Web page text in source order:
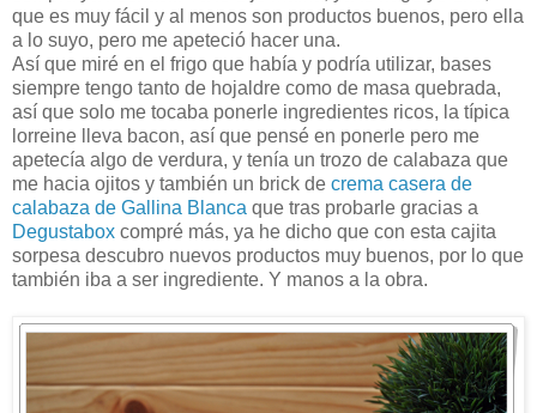
que es muy fácil y al menos son productos buenos, pero ella
a lo suyo, pero me apeteció hacer una.
Así que miré en el frigo que había y podría utilizar, bases
siempre tengo tanto de hojaldre como de masa quebrada,
así que solo me tocaba ponerle ingredientes ricos, la típica
lorreine lleva bacon, así que pensé en ponerle pero me
apetecía algo de verdura, y tenía un trozo de calabaza que
me hacia ojitos y también un brick de crema casera de
calabaza de Gallina Blanca que tras probarle gracias a
Degustabox compré más, ya he dicho que con esta cajita
sorpesa descubro nuevos productos muy buenos, por lo que
también iba a ser ingrediente. Y manos a la obra.